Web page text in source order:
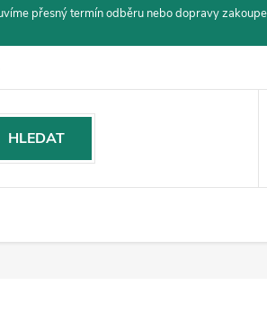
přesný termín odběru nebo dopravy
HLEDAT